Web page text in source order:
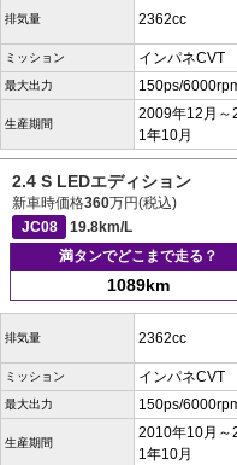
排気量 2362cc
ミッション インパネCVT
最大出力 150ps/
生産期間
2009年12月～
1年10月
2.4 S LEDエディション
新車時価格360万円(税込)
JC08
19.8km/L
満タンでどこまで走る？
1089km
排気量 2362cc
ミッション インパネCVT
最大出力 150ps/
生産期間
2010年10月～
1年10月